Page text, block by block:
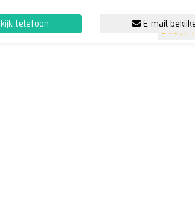
4.8 (165
telefoon E-mail